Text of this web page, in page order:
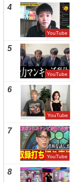
4
YouTube
5
YouTube
6
YouTube
7
YouTube
8